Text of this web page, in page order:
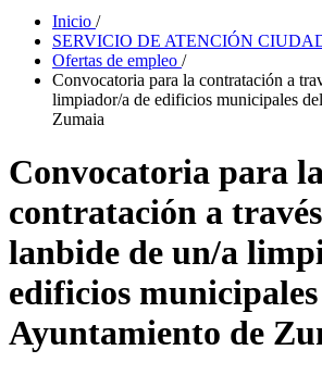
Inicio /
SERVICIO DE ATENCIÓN
Ofertas de empleo /
Convocatoria para la contratación a
limpiador/a de edificios municipales
Zumaia
Convocatoria para la
contratación a
lanbide de un/a
edificios
Ayuntamiento de